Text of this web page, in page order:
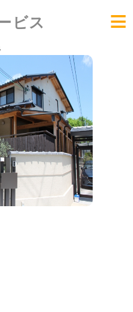
ビス ≡
ーム
管理
理
内